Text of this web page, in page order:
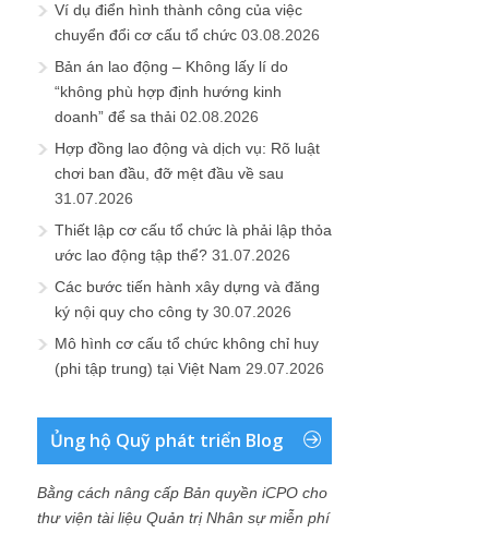
Ví dụ điển hình thành công của việc
chuyển đổi cơ cấu tổ chức 03.08.2026
Bản án lao động – Không lấy lí do
“không phù hợp định hướng kinh
doanh” để sa thải 02.08.2026
Hợp đồng lao động và dịch vụ: Rõ luật
chơi ban đầu, đỡ mệt đầu về sau
31.07.2026
Thiết lập cơ cấu tổ chức là phải lập thỏa
ước lao động tập thể? 31.07.2026
Các bước tiến hành xây dựng và đăng
ký nội quy cho công ty 30.07.2026
Mô hình cơ cấu tổ chức không chỉ huy
(phi tập trung) tại Việt Nam 29.07.2026
Ủng hộ Quỹ phát triển Blog
Bằng cách nâng cấp Bản quyền iCPO cho
thư viện tài liệu Quản trị Nhân sự miễn phí